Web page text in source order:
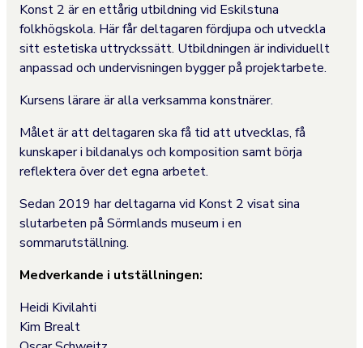
Konst 2 är en ettårig utbildning vid Eskilstuna
folkhögskola. Här får deltagaren fördjupa och utveckla
sitt estetiska uttryckssätt. Utbildningen är individuellt
anpassad och undervisningen bygger på projektarbete.
Kursens lärare är alla verksamma konstnärer.
Målet är att deltagaren ska få tid att utvecklas, få
kunskaper i bildanalys och komposition samt börja
reflektera över det egna arbetet.
Sedan 2019 har deltagarna vid Konst 2 visat sina
slutarbeten på Sörmlands museum i en
sommarutställning.
Medverkande i utställningen:
Heidi Kivilahti
Kim Brealt